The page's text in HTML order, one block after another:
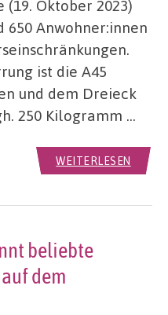
Oktober 2023)
650 Anwohner:innen
ist die A45
und dem Dreieck
250 Kilogramm …
WEITERLESEN
beliebte
dem